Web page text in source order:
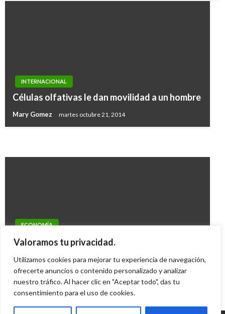
Valoramos tu privacidad.
Utilizamos cookies para mejorar tu experiencia de navegación,
ofrecerte anuncios o contenido personalizado y analizar
nuestro tráfico. Al hacer clic en "Aceptar todo", das tu
consentimiento para el uso de cookies.
INTERNACIONAL
Células olfativas le dan movilidad a un hombre
Mary Gomez martes octubre 21, 2014
NOTICIA EXTRAORDINARIA
Farc llaman a una gran coalición para impulsar
TEMA DEL DÍA
Uribe pide a la Comisión Interamericana de DH
garantías judiciales
ECONOMÍA
Gobierno dice que acelerará a la industria
Iván Briceño lunes febrero 18, 2013